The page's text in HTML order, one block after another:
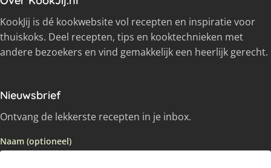
KookJij is dé kookwebsite vol recepten en inspiratie voor
thuiskoks. Deel recepten, tips en kooktechnieken met
andere bezoekers en vind gemakkelijk een heerlijk gerecht.
Nieuwsbrief
Ontvang de lekkerste recepten in je inbox.
Naam (optioneel)